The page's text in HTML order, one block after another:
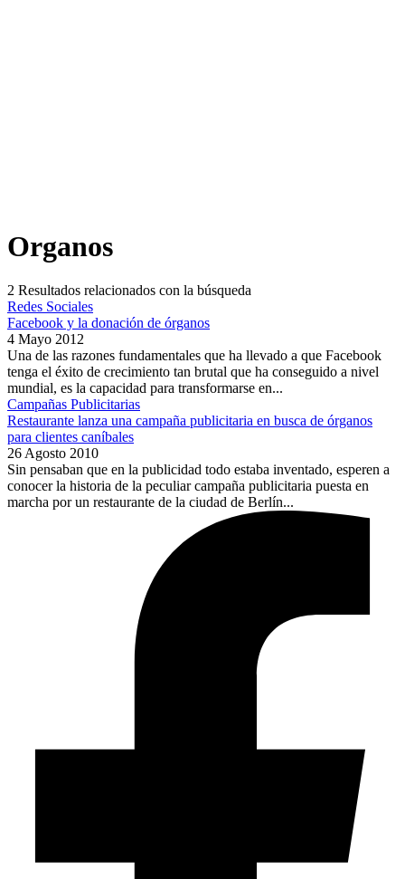
Organos
2 Resultados relacionados con la búsqueda
Redes Sociales
Facebook y la donación de órganos
4 Mayo 2012
Una de las razones fundamentales que ha llevado a que Facebook
tenga el éxito de crecimiento tan brutal que ha conseguido a nivel
mundial, es la capacidad para transformarse en...
Campañas Publicitarias
Restaurante lanza una campaña publicitaria en busca de órganos
para clientes caníbales
26 Agosto 2010
Sin pensaban que en la publicidad todo estaba inventado, esperen a
conocer la historia de la peculiar campaña publicitaria puesta en
marcha por un restaurante de la ciudad de Berlín...